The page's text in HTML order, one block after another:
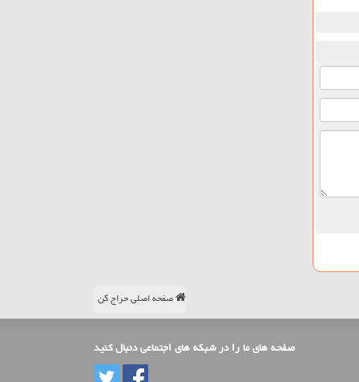
صفحه اصلی حراج کن
صفحه های ما را در شبکه های اجتماعی دنبال کنید